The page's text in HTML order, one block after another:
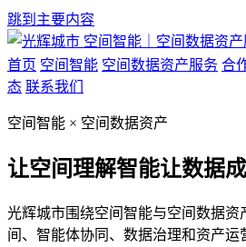
跳到主要内容
空间智能｜空间数据资
首页 空间智能 空间数据资产服务 合
态 联系我们
空间智能 × 空间数据资产
让空间理解智能让数据
光辉城市围绕空间智能与空间数据资
间、智能体协同、数据治理和资产